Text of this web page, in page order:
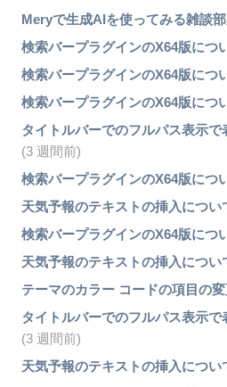
Meryで生成AIを使ってみる雑談
検索バープラグインのX64版につ
検索バープラグインのX64版につ
検索バープラグインのX64版につ
タイトルバーでのフルパス表示
(3 週間前)
検索バープラグインのX64版につ
天気予報のテキストの挿入につい
検索バープラグインのX64版につ
天気予報のテキストの挿入につい
テーマのカラー コードの項目の
タイトルバーでのフルパス表示
(3 週間前)
天気予報のテキストの挿入につい